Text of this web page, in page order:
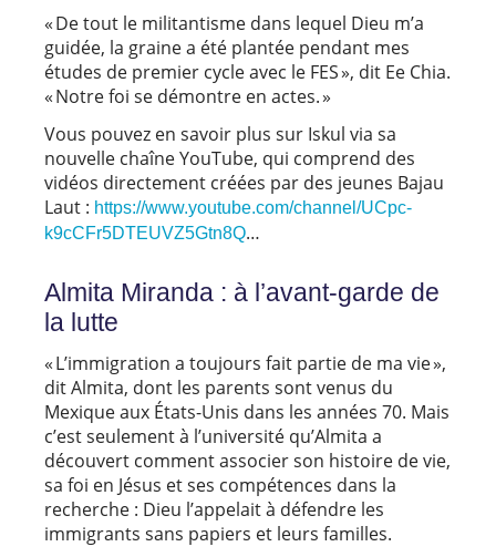
« De tout le militantisme dans lequel Dieu m’a
guidée, la graine a été plantée pendant mes
études de premier cycle avec le FES », dit Ee Chia.
« Notre foi se démontre en actes. »
Vous pouvez en savoir plus sur Iskul via sa
nouvelle chaîne YouTube, qui comprend des
vidéos directement créées par des jeunes Bajau
Laut : https://www.youtube.com/channel/UCpc-
k9cCFr5DTEUVZ5Gtn8Q…
Almita Miranda : à l’avant-garde de
la lutte
« L’immigration a toujours fait partie de ma vie »,
dit Almita, dont les parents sont venus du
Mexique aux États-Unis dans les années 70. Mais
c’est seulement à l’université qu’Almita a
découvert comment associer son histoire de vie,
sa foi en Jésus et ses compétences dans la
recherche : Dieu l’appelait à défendre les
immigrants sans papiers et leurs familles.